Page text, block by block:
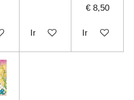
In winkelwagen
€ 8,50
In